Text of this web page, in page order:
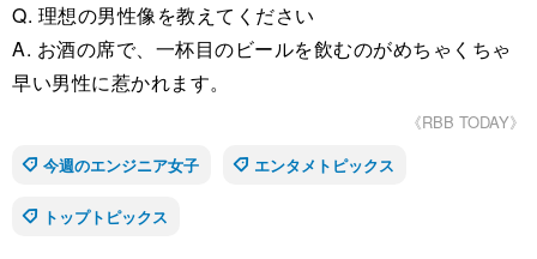
Q. 理想の男性像を教えてください
A. お酒の席で、一杯目のビールを飲むのがめちゃくちゃ
早い男性に惹かれます。
《RBB TODAY》
今週のエンジニア女子
エンタメトピックス
トップトピックス